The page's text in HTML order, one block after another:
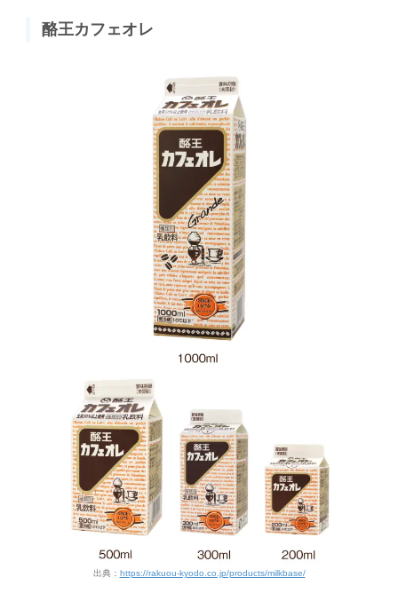
酪王カフェオレ
出典： https://rakuou-kyodo.co.jp/products/milkbase/